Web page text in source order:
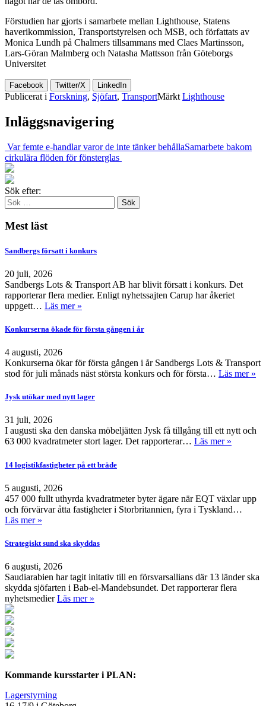
Förstudien har gjorts i samarbete mellan Lighthouse, Statens
haverikommission, Transportstyrelsen och MSB, och författats av
Monica Lundh på Chalmers tillsammans med Claes Martinsson,
Lars-Göran Malmberg och Natasha Mattsson från Göteborgs
Universitet
Facebook Twitter/X LinkedIn
Publicerat i Forskning, Sjöfart, TransportMärkt Lighthouse
Inläggsnavigering
Var femte e-handlar varor de inte tänker behållaSamarbete bakom
cirkulära flöden för fönsterglas
Sök efter:
Mest läst
Sandbergs försatt i konkurs
20 juli, 2026
Sandbergs Lots & Transport AB har blivit försatt i konkurs. Det
rapporterar flera medier. Enligt nyhetssajten Carup har åkeriet
uppgett… Läs mer »
Konkurserna ökade för första gången i år
4 augusti, 2026
Konkurserna ökar för första gången i år Sandbergs Lots & Transport
stod för juli månads näst största konkurs och för första… Läs mer »
Jysk utökar med nytt lager
31 juli, 2026
I augusti ska den danska möbeljätten Jysk få tillgång till ett nytt och
63 000 kvadratmeter stort lager. Det rapporterar… Läs mer »
14 logistikfastigheter på ett bräde
5 augusti, 2026
457 000 fullt uthyrda kvadratmeter byter ägare när EQT växlar upp
och förvärvar åtta fastigheter i Storbritannien, fyra i Tyskland…
Läs mer »
Strategiskt sund ska skyddas
6 augusti, 2026
Saudiarabien har tagit initativ till en försvarsallians där 13 länder ska
skydda sjöfarten i Bab-el-Mandebsundet. Det rapporterar flera
nyhetsmedierLäs mer »
Kommande kursstarter i PLAN:
Lagerstyrning